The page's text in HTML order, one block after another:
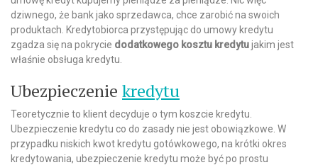
dziwnego, że bank jako sprzedawca, chce zarobić na swoich
produktach. Kredytobiorca przystępując do umowy kredytu
zgadza się na pokrycie dodatkowego kosztu kredytujakim jest
właśnie obsługa kredytu.
Ubezpieczenie kredytu
Teoretycznie to klient decyduje o tym koszcie kredytu.
Ubezpieczenie kredytu co do zasady nie jest obowiązkowe. W
przypadku niskich kwot kredytu gotówkowego, na krótki okres
kredytowania, ubezpieczenie kredytu może być po prostu